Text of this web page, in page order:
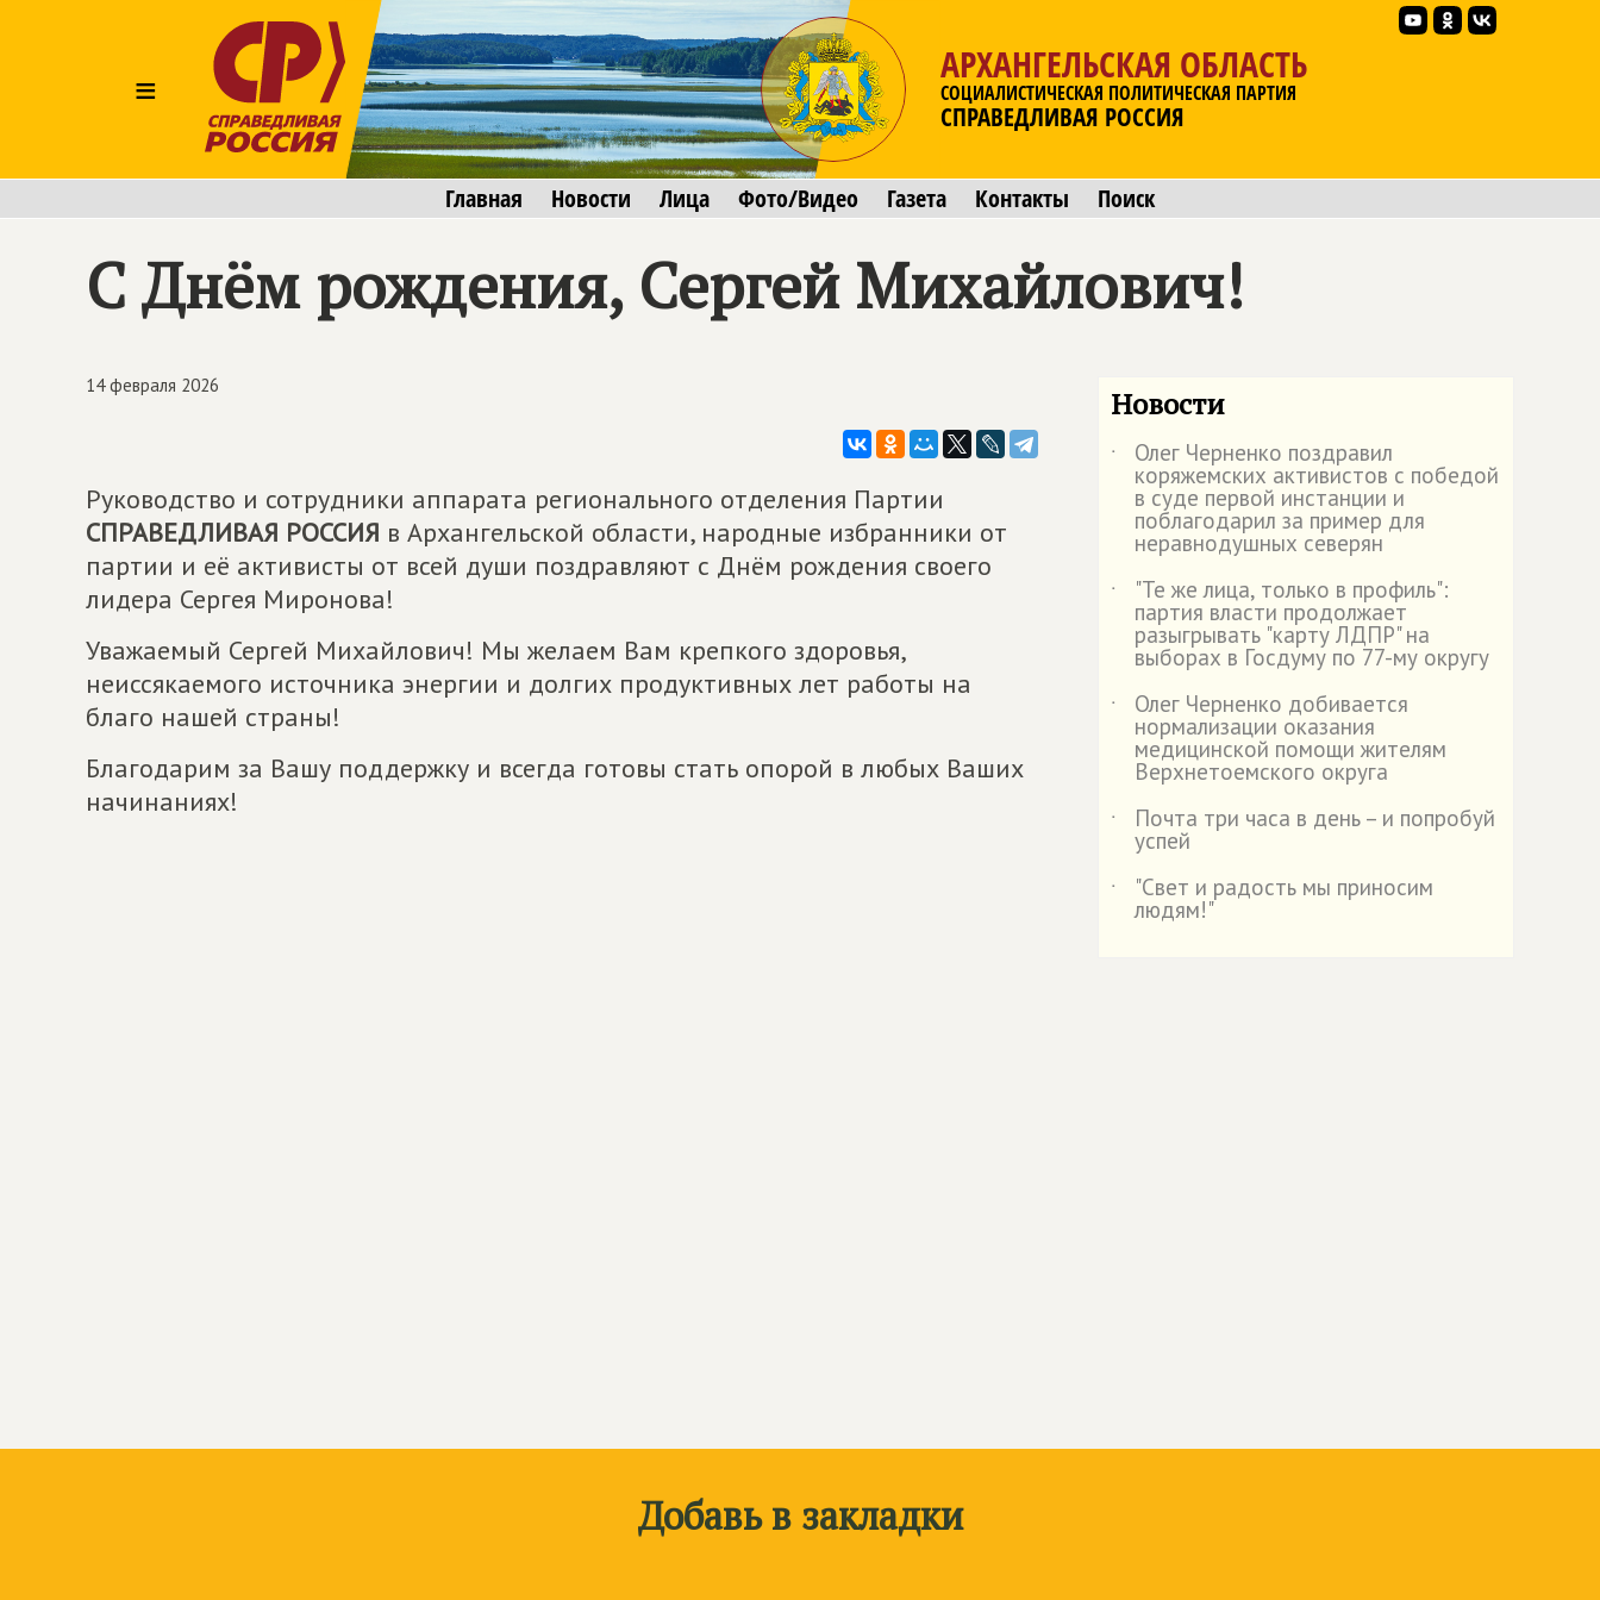
≡
АРХАНГЕЛЬСКАЯ ОБЛАСТЬ
СОЦИАЛИСТИЧЕСКАЯ ПОЛИТИЧЕСКАЯ ПАРТИЯ
СПРАВЕДЛИВАЯ РОССИЯ
Главная Новости Лица Фото/Видео Газета Контакты Поиск
С Днём рождения, Сергей Михайлович!
14 февраля 2026
Руководство и сотрудники аппарата регионального отделения Партии
СПРАВЕДЛИВАЯ РОССИЯ в Архангельской области, народные избранники от
партии и её активисты от всей души поздравляют с Днём рождения своего
лидера Сергея Миронова!
Уважаемый Сергей Михайлович! Мы желаем Вам крепкого здоровья,
неиссякаемого источника энергии и долгих продуктивных лет работы на
благо нашей страны!
Благодарим за Вашу поддержку и всегда готовы стать опорой в любых Ваших
начинаниях!
Новости
˙ Олег Черненко поздравил
коряжемских активистов с победой
в суде первой инстанции и
поблагодарил за пример для
неравнодушных северян
˙
"Те же лица, только в профиль":
партия власти продолжает
разыгрывать "карту ЛДПР" на
выборах в Госдуму по 77-му округу
˙
Олег Черненко добивается
нормализации оказания
медицинской помощи жителям
Верхнетоемского округа
˙
Почта три часа в день – и попробуй
успей
˙
"Свет и радость мы приносим
людям!"
Добавь в закладки